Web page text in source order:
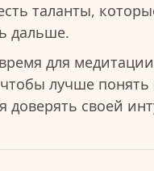
таланты,
дальше.
для
лучше понять
доверять своей